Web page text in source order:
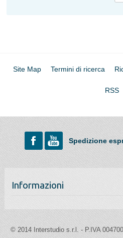
Site Map Termini di ricerca
RSS
Spedizione
Informazioni
© 2014 Interstudio s.r.l. - P.IVA